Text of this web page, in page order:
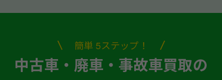
簡単 5ステップ！
中古車・廃車・事故車買取の